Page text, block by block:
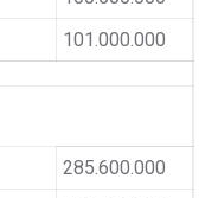
101.000.000
285.600.000